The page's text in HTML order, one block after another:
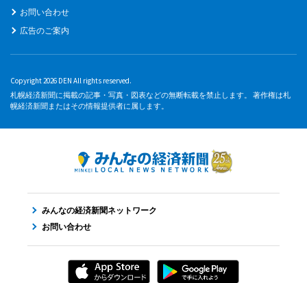
お問い合わせ
広告のご案内
Copyright 2026 DEN All rights reserved.
札幌経済新聞に掲載の記事・写真・図表などの無断転載を禁止します。 著作権は札
幌経済新聞またはその情報提供者に属します。
みんなの経済新聞ネットワーク
お問い合わせ